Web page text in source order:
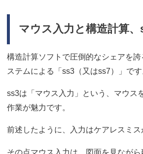
マウス入力と構造計算
構造計算ソフトで圧倒的なシェアを
ステムによる「ss3（又はss7）」です
ss3は「マウス入力」という、マウス
作業が魅力です。
前述したように、入力はケアレスミス
その点マウス入力は、図面を見なが